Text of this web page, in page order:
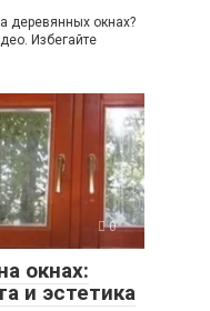
деревянных окнах?
Избегайте
0
окнах:
и эстетика